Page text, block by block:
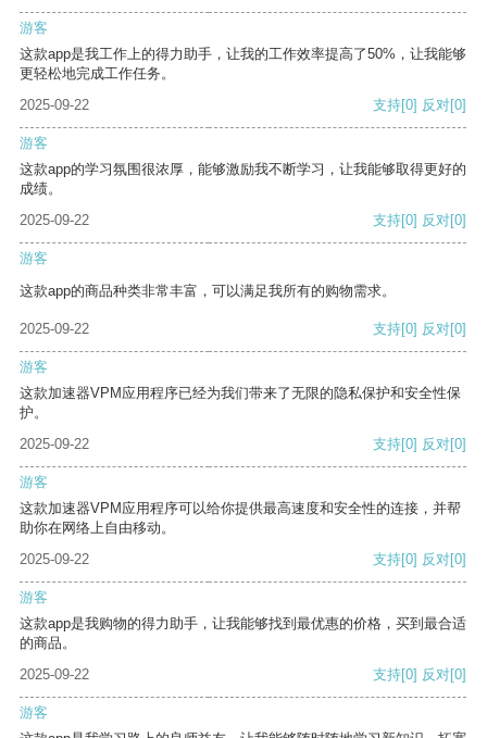
游客
这款app是我工作上的得力助手，让我的工作效率提高了50%，让我能够
更轻松地完成工作任务。
2025-09-22
支持[0] 反对[0]
游客
这款app的学习氛围很浓厚，能够激励我不断学习，让我能够取得更好的
成绩。
2025-09-22
支持[0] 反对[0]
游客
这款app的商品种类非常丰富，可以满足我所有的购物需求。
2025-09-22 支持[0] 反对[0]
游客
这款加速器VPM应用程序已经为我们带来了无限的隐私保护和安全性保
护。
2025-09-22
支持[0] 反对[0]
游客
这款加速器VPM应用程序可以给你提供最高速度和安全性的连接，并帮
助你在网络上自由移动。
2025-09-22
支持[0] 反对[0]
游客
这款app是我购物的得力助手，让我能够找到最优惠的价格，买到最合适
的商品。
2025-09-22
支持[0] 反对[0]
游客